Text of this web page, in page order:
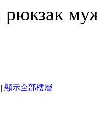
рюкзак
| 顯示全部樓層